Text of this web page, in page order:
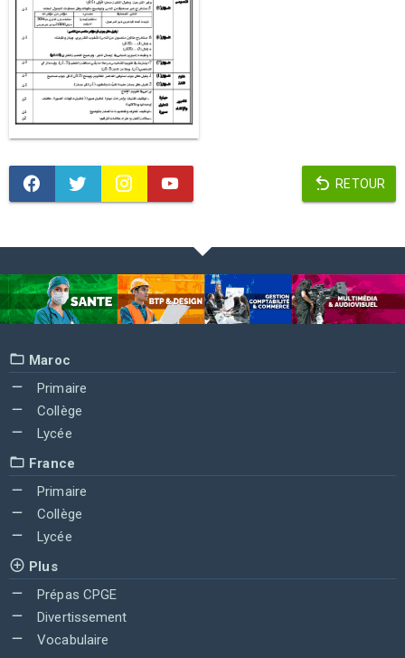
RETOUR
Maroc
Primaire
Collège
Lycée
France
Primaire
Collège
Lycée
Plus
Prépas CPGE
Divertissement
Vocabulaire